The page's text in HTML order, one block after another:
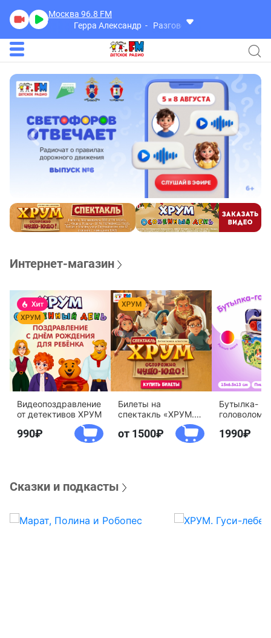
Москва 96.8 FM
Герра Александр
Разговоры
Интернет-магазин
Видеопоздравление
от детективов ХРУМ
990
Билеты на
спектакль «ХРУМ.
Осторожно, Чудо-
Юдо!»
от 1500
Бутылка-
агентство
1990
Сказки и подкасты